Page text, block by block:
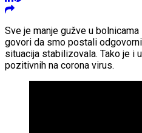
Sve je manje gužve u
govori da smo postali
situacija stabilizovala. Tako je i
pozitivnih na corona virus.